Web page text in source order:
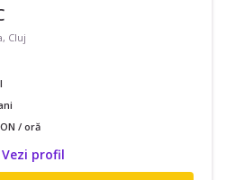
Cluj
/ oră
Vezi profil